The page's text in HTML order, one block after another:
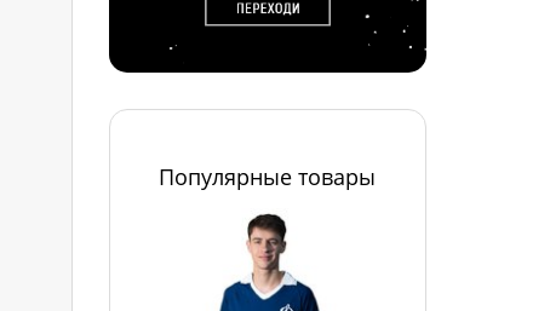
Популярные товары